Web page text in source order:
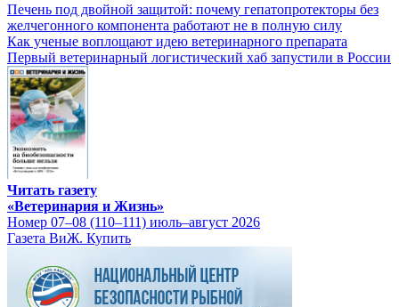
Печень под двойной защитой: почему гепатопротекторы без
желчегонного компонента работают не в полную силу
Как ученые воплощают идею ветеринарного препарата
Первый ветеринарный логистический хаб запустили в России
Читать газету
«Ветеринария и Жизнь»
Номер 07–08 (110–111) июль–август 2026
Газета ВиЖ. Купить